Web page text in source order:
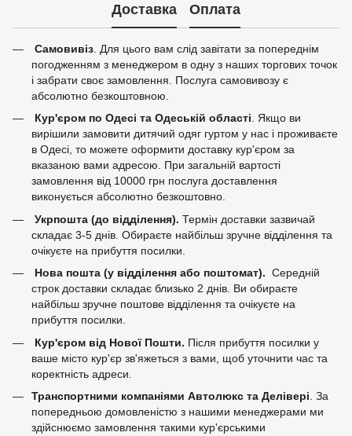
Доставка Оплата
Самовивіз . Для цього вам слід завітати за попереднім
погодженням з менеджером в одну з наших торгових точок
і забрати своє замовлення. Послуга самовивозу є
абсолютно безкоштовною.
Кур'єром по Одесі та Одеській області. Якщо ви
вирішили замовити дитячий одяг гуртом у нас і проживаєте
в Одесі, то можете оформити доставку кур'єром за
вказаною вами адресою. При загальній вартості
замовлення від 10000 грн послуга доставлення
виконується абсолютно безкоштовно.
Укрпошта (до відділення). Термін доставки зазвичай
складає 3-5 днів. Обираєте найбільш зручне відділення та
очікуєте на прибуття посилки.
Нова пошта (у відділення або поштомат). Середній
строк доставки складає близько 2 днів. Ви обираєте
найбільш зручне поштове відділення та очікуєте на
прибуття посилки.
Кур'єром від Нової Пошти. Після прибуття посилки у
ваше місто кур'єр зв'яжеться з вами, щоб уточнити час та
коректність адреси.
Транспортними компаніями Автолюкс та Делівері . За
попередньою домовленістю з нашими менеджерами ми
здійснюємо замовлення такими кур'єрськими